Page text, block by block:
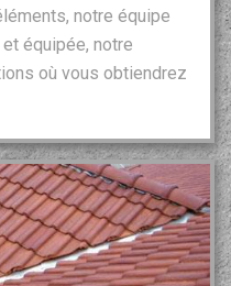
notre équipe
équipée, notre
où vous obtiendrez